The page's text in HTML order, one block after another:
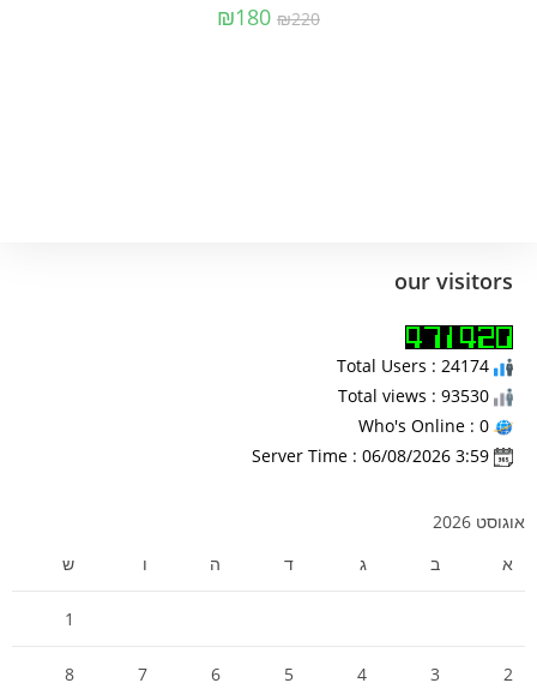
₪220
₪180
our visitors
אוגוסט 2026
א
ב ג ד ה ו ש
1
2
3
4
5
6
7
8